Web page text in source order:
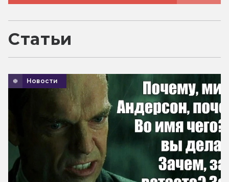
Статьи
Новости